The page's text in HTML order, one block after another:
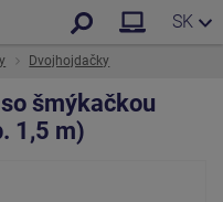
SK
Dvojhojdačky
šmýkačkou
1,5 m)